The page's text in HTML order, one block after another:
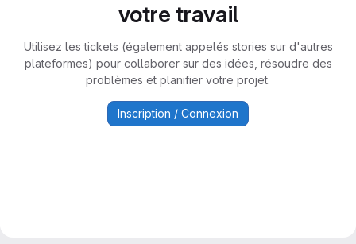
votre travail
Utilisez les tickets (également appelés stories sur d'autres
plateformes) pour collaborer sur des idées, résoudre des
problèmes et planifier votre projet.
Inscription / Connexion